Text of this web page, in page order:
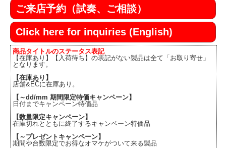
ご来店予約（試奏、ご相談）
Click here for inquiries (English)
商品タイトルのステータス表記
【在庫あり】【入荷待ち】の表記がない製品は全て「お取り寄せ」
となります。
【在庫あり】
店舗&ECに在庫あり。
【～dd/mm 期間限定特価キャンペーン】
日付までキャンペーン特価品
【数量限定キャンペーン】
在庫切れとともに終了するキャンペーン特価品
【～プレゼントキャンペーン】
期間や台数限定でお得なオマケがついて来る製品